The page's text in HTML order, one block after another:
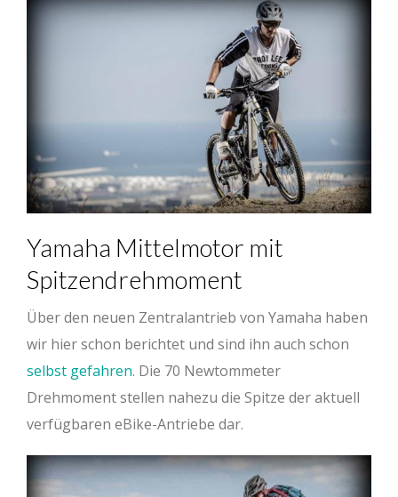
Yamaha Mittelmotor mit
Spitzendrehmoment
Über den neuen Zentralantrieb von Yamaha haben
wir hier schon berichtet und sind ihn auch schon
selbst gefahren. Die 70 Newtommeter
Drehmoment stellen nahezu die Spitze der aktuell
verfügbaren eBike-Antriebe dar.